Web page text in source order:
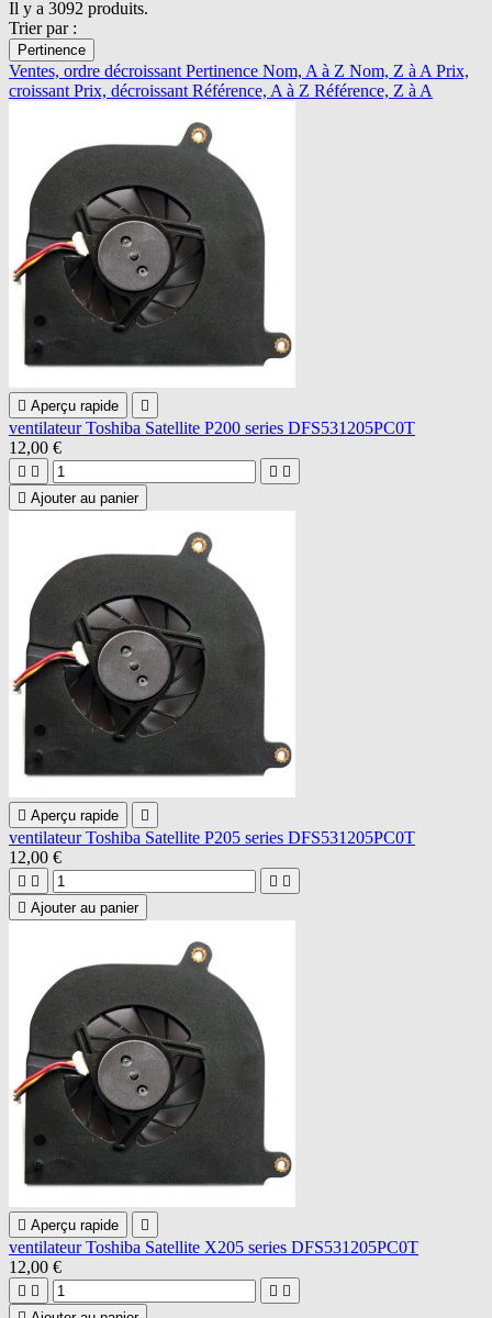
Il y a 3092 produits.
Trier par :
Pertinence
Ventes, ordre décroissant Pertinence Nom, A à Z Nom, Z à A Prix,
croissant Prix, décroissant Référence, A à Z Référence, Z à A
 Aperçu rapide 
ventilateur Toshiba Satellite P200 series DFS531205PC0T
12,00 €
   
 Ajouter au panier
 Aperçu rapide 
ventilateur Toshiba Satellite P205 series DFS531205PC0T
12,00 €
   
 Ajouter au panier
 Aperçu rapide 
ventilateur Toshiba Satellite X205 series DFS531205PC0T
12,00 €
   